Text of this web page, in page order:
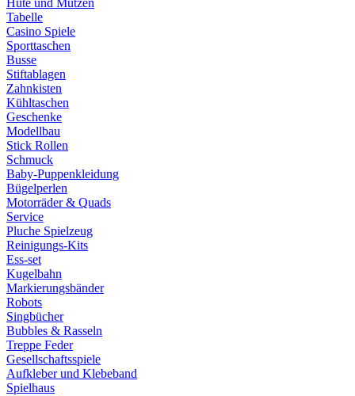
Hüte und Mützen
Tabelle
Casino Spiele
Sporttaschen
Busse
Stiftablagen
Zahnkisten
Kühltaschen
Geschenke
Modellbau
Stick Rollen
Schmuck
Baby-Puppenkleidung
Bügelperlen
Motorräder & Quads
Service
Pluche Spielzeug
Reinigungs-Kits
Ess-set
Kugelbahn
Markierungsbänder
Robots
Singbücher
Bubbles & Rasseln
Treppe Feder
Gesellschaftsspiele
Aufkleber und Klebeband
Spielhaus